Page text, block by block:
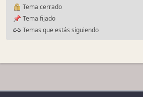
Tema cerrado
Tema fijado
Temas que estás siguiendo